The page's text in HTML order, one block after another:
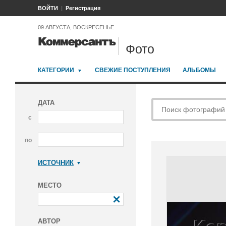
ВОЙТИ Регистрация
09 АВГУСТА, ВОСКРЕСЕНЬЕ
Фото
КАТЕГОРИИ СВЕЖИЕ ПОСТУПЛЕНИЯ АЛЬБОМЫ
ДАТА
с
по
ИСТОЧНИК
МЕСТО
АВТОР